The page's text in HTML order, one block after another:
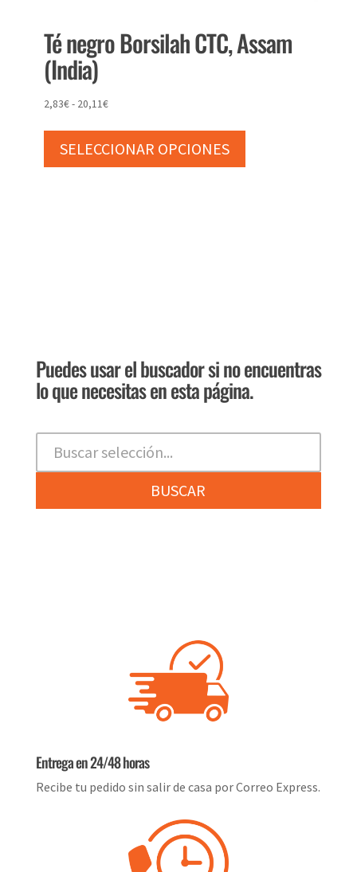
Té negro Borsilah CTC, Assam
(India)
2,83€- 20,11€Rango
precios:
desde
SELECCIONAR OPCIONES
tiene
página
de
Puedes usar el buscador si no encuentras
lo que necesitas en esta página.
BUSCAR
Entrega en 24/48 horas
Recibe tu pedido sin salir de casa por Correo Express.